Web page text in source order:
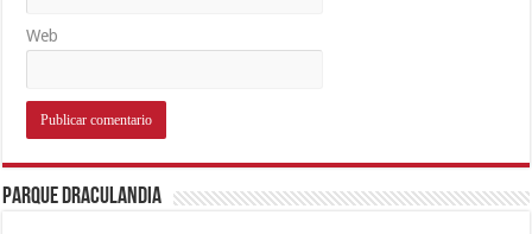
Web
Parque Draculandia